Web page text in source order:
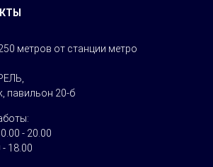
метров от станции метро
павильон 20-б
- 20.00
- 18.00